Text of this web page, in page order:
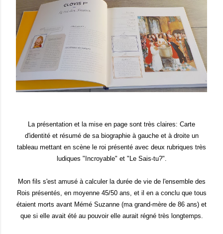
La présentation et la mise en page sont très claires: Carte
d'identité et résumé de sa biographie à gauche et à droite un
tableau mettant en scène le roi présenté avec deux rubriques très
ludiques "Incroyable" et "Le Sais-tu?".
Mon fils s'est amusé à calculer la durée de vie de l'ensemble des
Rois présentés, en moyenne 45/50 ans, et il en a conclu que tous
étaient morts avant Mémé Suzanne (ma grand-mère de 86 ans) et
que si elle avait été au pouvoir elle aurait régné très longtemps.